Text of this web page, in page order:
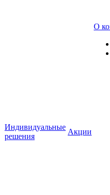
Индивидуальные
решения
Акции
О